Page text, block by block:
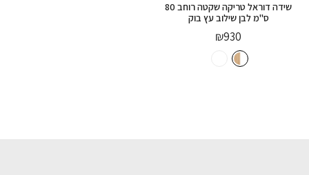
שידה דוראל טריקה שקטה רוחב 80
ס"מ לבן שילוב עץ בוק
₪930